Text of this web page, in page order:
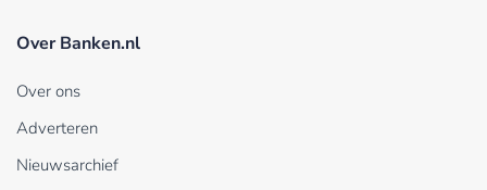
Over Banken.nl
Over ons
Adverteren
Nieuwsarchief